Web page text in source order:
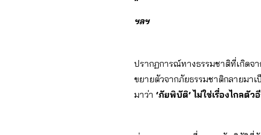
ฯลฯ
ปรากฏการณ์ทางธรรมชาติที่เกิดจ
ขยายตัวจากภัยธรรมชาติกลายมา
มาว่า ‘ภัยพิบัติ’ ไม่ใช่เรื่องไกลตัว